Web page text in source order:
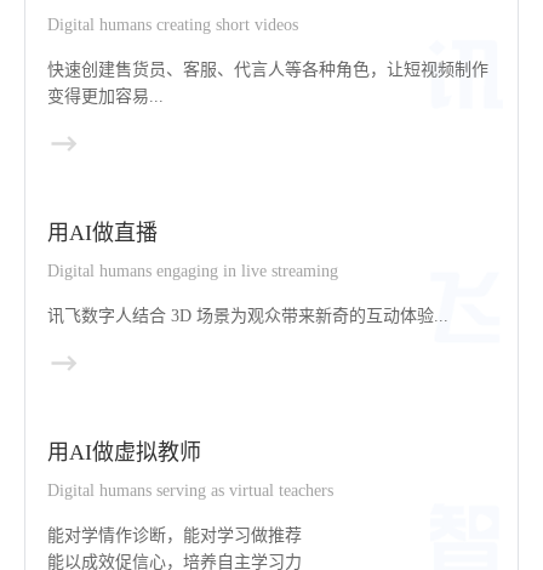
Digital humans creating short videos
快速创建售货员、客服、代言人等各种角色，让短视频制作
变得更加容易...
用AI做直播
Digital humans engaging in live streaming
讯飞数字人结合 3D 场景为观众带来新奇的互动体验...
用AI做虚拟教师
Digital humans serving as virtual teachers
能对学情作诊断，能对学习做推荐
能以成效促信心，培养自主学习力